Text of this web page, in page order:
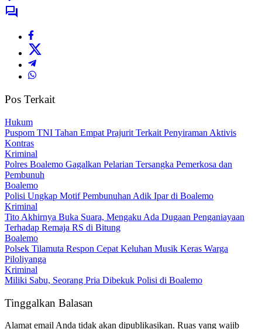
Pos Terkait
Hukum
Puspom TNI Tahan Empat Prajurit Terkait Penyiraman Aktivis
Kontras
Kriminal
Polres Boalemo Gagalkan Pelarian Tersangka Pemerkosa dan
Pembunuh
Boalemo
Polisi Ungkap Motif Pembunuhan Adik Ipar di Boalemo
Kriminal
Tito Akhirnya Buka Suara, Mengaku Ada Dugaan Penganiayaan
Terhadap Remaja RS di Bitung
Boalemo
Polsek Tilamuta Respon Cepat Keluhan Musik Keras Warga
Piloliyanga
Kriminal
Miliki Sabu, Seorang Pria Dibekuk Polisi di Boalemo
Tinggalkan Balasan
Alamat email Anda tidak akan dipublikasikan. Ruas yang wajib